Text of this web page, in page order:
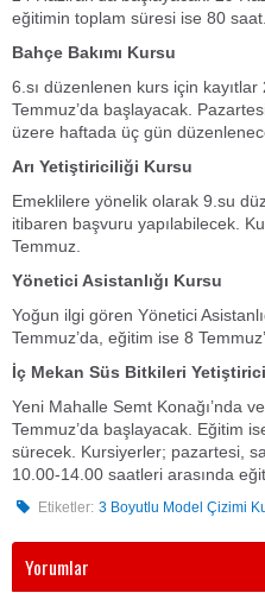
eğitimin toplam süresi ise 80 saat.
Bahçe Bakımı Kursu
6.sı düzenlenen kurs için kayıtlar
Temmuz’da başlayacak.
üzere haftada üç gün
Arı Yetiştiriciliği Kursu
Emeklilere yönelik olarak 9.su
itibaren başvuru yapılabilecek.
Temmuz.
Yönetici Asistanlığı Kursu
Yoğun ilgi gören Yönetici
Temmuz’da, eğitim ise 8
İç Mekan Süs Bitkileri
Yeni Mahalle Semt Konağı’nda
Temmuz’da başlayacak. Eğitim
sürecek. Kursiyerler; pazartesi,
10.00-14.00 saatleri arasında
Etiketler: 3 Boyutlu Model Çizimi
Yorumlar